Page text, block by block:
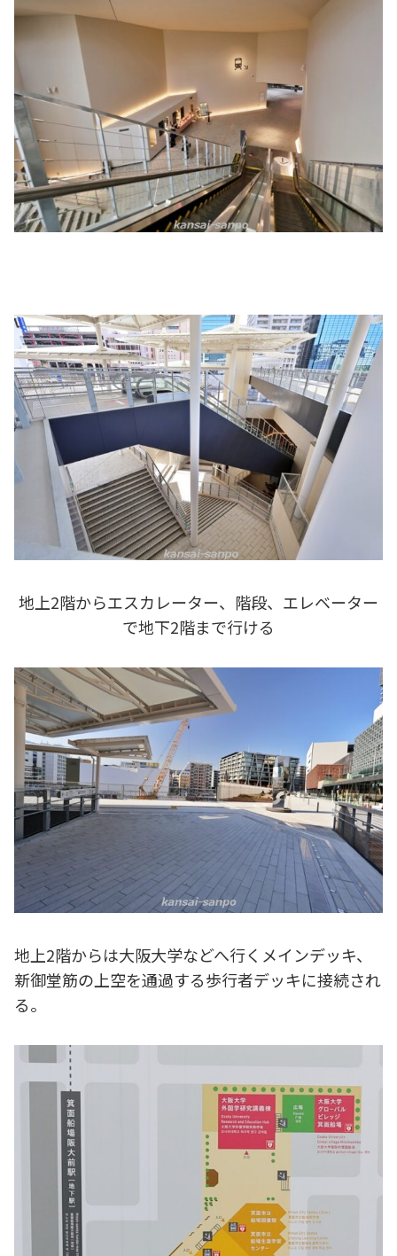
地上2階からエスカレーター、階段、エレベーター
で地下2階まで行ける
地上2階からは大阪大学などへ行くメインデッキ、
新御堂筋の上空を通過する歩行者デッキに接続され
る。